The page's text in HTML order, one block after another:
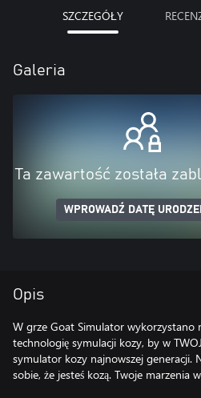
SZCZEGÓŁY
Galeria
Ta zawartość została
WPROWADŹ DATĘ
Opis
W grze Goat Simulator wykorzystano
technologię symulacji kozy, by w
symulator kozy najnowszej generacji.
sobie, że jesteś kozą. Twoje marzenia